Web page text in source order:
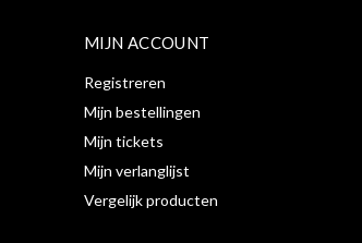
MIJN ACCOUNT
Registreren
Mijn bestellingen
Mijn tickets
Mijn verlanglijst
Vergelijk producten